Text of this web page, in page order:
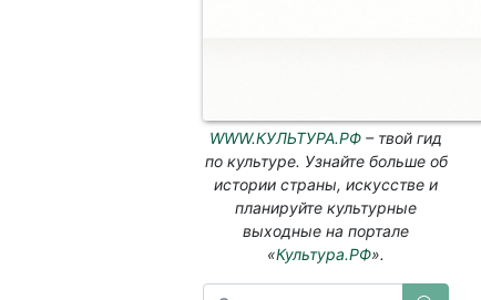
WWW.КУЛЬТУРА.РФ – твой гид
по культуре. Узнайте больше об
истории страны, искусстве и
планируйте культурные
выходные на портале
«Культура.РФ».